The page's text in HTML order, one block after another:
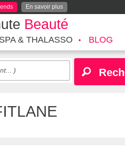
En savoir plus
Beauté
SPA & THALASSO BLOG